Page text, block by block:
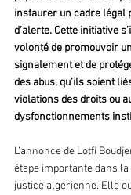
instaurer un cadre légal
d’alerte. Cette initiative
volonté de promouvoir
signalement et de
des abus, qu’ils soient
violations des droits ou
dysfonctionnements
L’annonce de Lotfi
étape importante dans
justice algérienne. Elle